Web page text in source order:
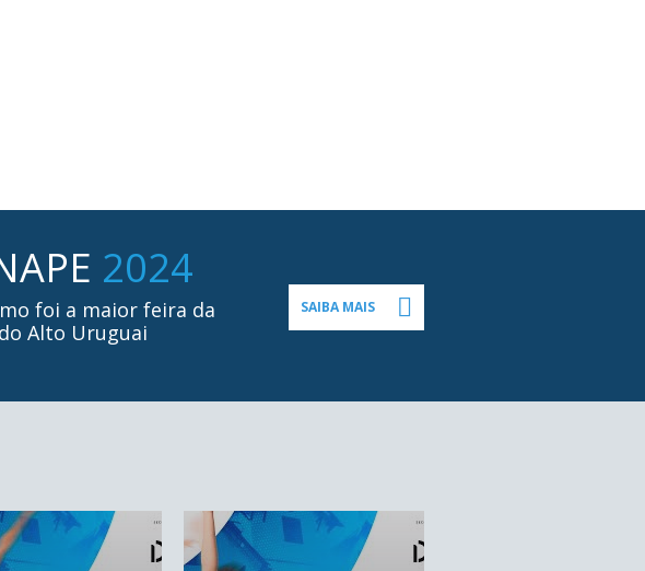
2024
foi a maior feira da
Alto Uruguai
SAIBA MAIS